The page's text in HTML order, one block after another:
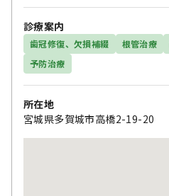
診療案内
歯冠修復、欠損補綴 根管治療
予防治療
所在地
宮城県多賀城市高橋2-19-20